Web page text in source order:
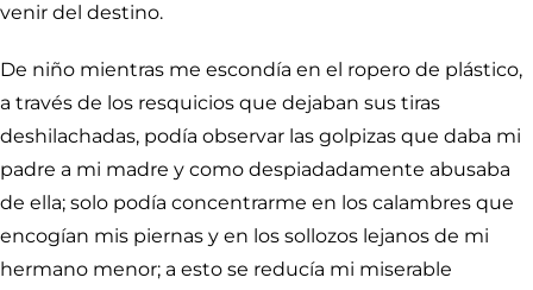
venir del destino.
De niño mientras me escondía en el ropero de plástico,
a través de los resquicios que dejaban sus tiras
deshilachadas, podía observar las golpizas que daba mi
padre a mi madre y como despiadadamente abusaba
de ella; solo podía concentrarme en los calambres que
encogían mis piernas y en los sollozos lejanos de mi
hermano menor; a esto se reducía mi miserable